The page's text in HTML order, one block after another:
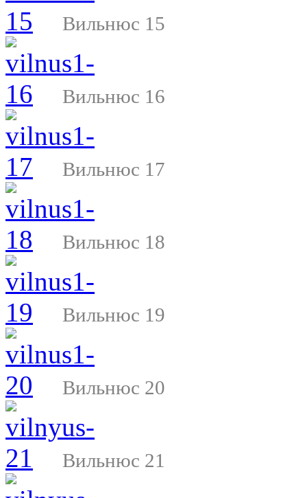
Вильнюс 15
Вильнюс 16
Вильнюс 17
Вильнюс 18
Вильнюс 19
Вильнюс 20
Вильнюс 21